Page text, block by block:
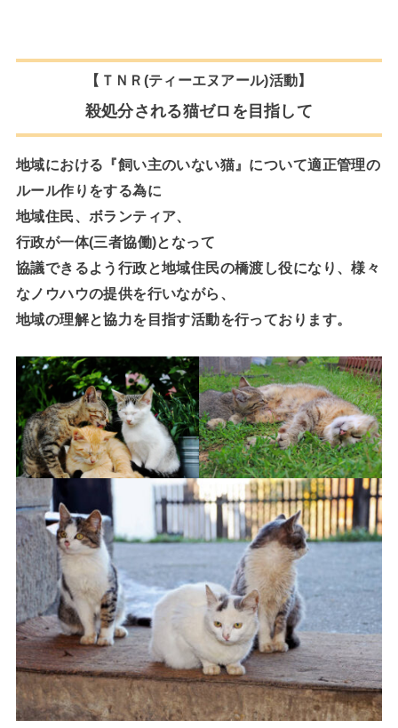
【 ＴＮＲ(ティーエヌアール)活動】
殺処分される猫ゼロを目指して
地域における『飼い主のいない猫』について適正管理の
ルール作りをする為に
地域住民、ボランティア、
行政が一体(三者協働)となって
協議できるよう行政と地域住民の橋渡し役になり、様々
なノウハウの提供を行いながら、
地域の理解と協力を目指す活動を行っております。